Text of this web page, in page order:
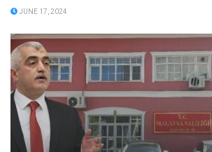
JUNE 17, 2024